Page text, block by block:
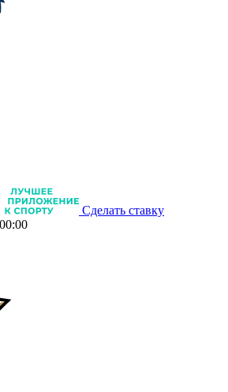
Сделать ставку